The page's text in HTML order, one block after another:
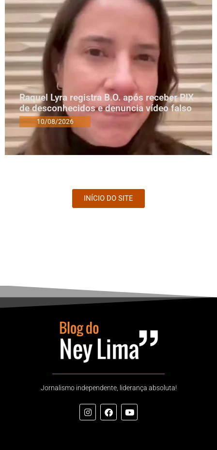
Raquel Lyra registra B.O. após receber PIX
de desconhecidos e denuncia vídeo falso
10/08/2026
INÍCIO DO SITE
Jornalismo independente, liderança absoluta!